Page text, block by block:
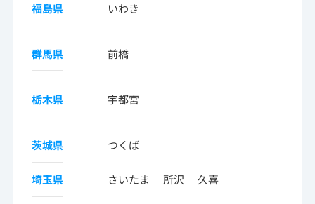
福島県 いわき
群馬県 前橋
栃木県 宇都宮
茨城県 つくば
埼玉県 さいたま 所沢 久喜